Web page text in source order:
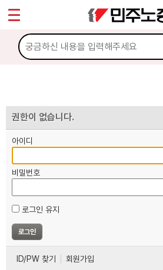
권한이 없습니다.
아이디
비밀번호
로그인 유지
ID/PW 찾기 회원가입
마이페이지
소개
노동상담
자료
부설기관
업무